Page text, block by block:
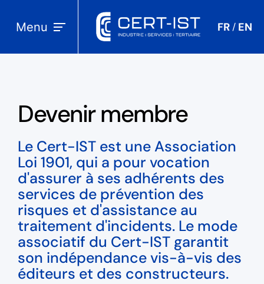
Menu FR / EN
Devenir membre
Le Cert-IST est une Association
Loi 1901, qui a pour vocation
d'assurer à ses adhérents des
services de prévention des
risques et d'assistance au
traitement d'incidents. Le mode
associatif du Cert-IST garantit
son indépendance vis-à-vis des
éditeurs et des constructeurs.